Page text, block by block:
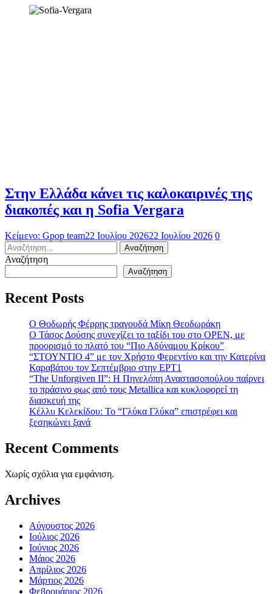
Στην Ελλάδα κάνει τις καλοκαιρινές της
διακοπές και η Sofia Vergara
Κείμενο: Gpop team22 Ιουλίου 202622 Ιουλίου 2026 0
Αναζήτηση
για:
Αναζήτηση
Αναζήτηση
Recent Posts
Ο Θοδωρής Φέρρης τραγουδά Μίκη Θεοδωράκη
Ο Τάσος Δούσης συνεχίζει το ταξίδι του στο OPEN, με
προορισμό το πλατό του “Πιο Αδύναμου Κρίκου”
“ΣΤΟΥΝΤΙΟ 4” με τον Χρήστο Φερεντίνο και την Κατερίνα
Καραβάτου τον Σεπτέμβριο στην ΕΡΤ1
“The Unforgiven II”: Η Πηνελόπη Αναστασοπούλου παίρνει
το πράσινο φως από τους Metallica και κυκλοφορεί τη
διασκευή της
Κέλλυ Κελεκίδου: Το “Γλύκα Γλύκα” επιστρέφει και
ξεσηκώνει ξανά
Recent Comments
Χωρίς σχόλια για εμφάνιση.
Archives
Αύγουστος 2026
Ιούλιος 2026
Ιούνιος 2026
Μάιος 2026
Απρίλιος 2026
Μάρτιος 2026
Φεβρουάριος 2026